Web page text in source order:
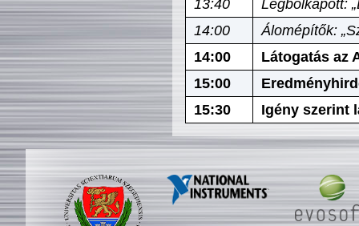
13:40
Légbőlkapott:
14:00
Álomépítők:
14:00
Látogatás az
15:00
15:30
Igény szerint